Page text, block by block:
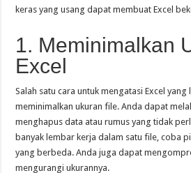
keras yang usang dapat membuat Excel
1. Meminimalkan
Excel
Salah satu cara untuk mengatasi Excel
meminimalkan ukuran file. Anda dapat
menghapus data atau rumus yang tidak
banyak lembar kerja dalam satu file, coba
yang berbeda. Anda juga dapat
mengurangi ukurannya.